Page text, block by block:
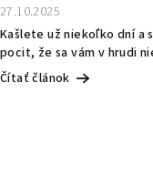
27.10.2025
Kašlete už niekoľko dní a
pocit, že sa vám v hrudi
Čítať článok